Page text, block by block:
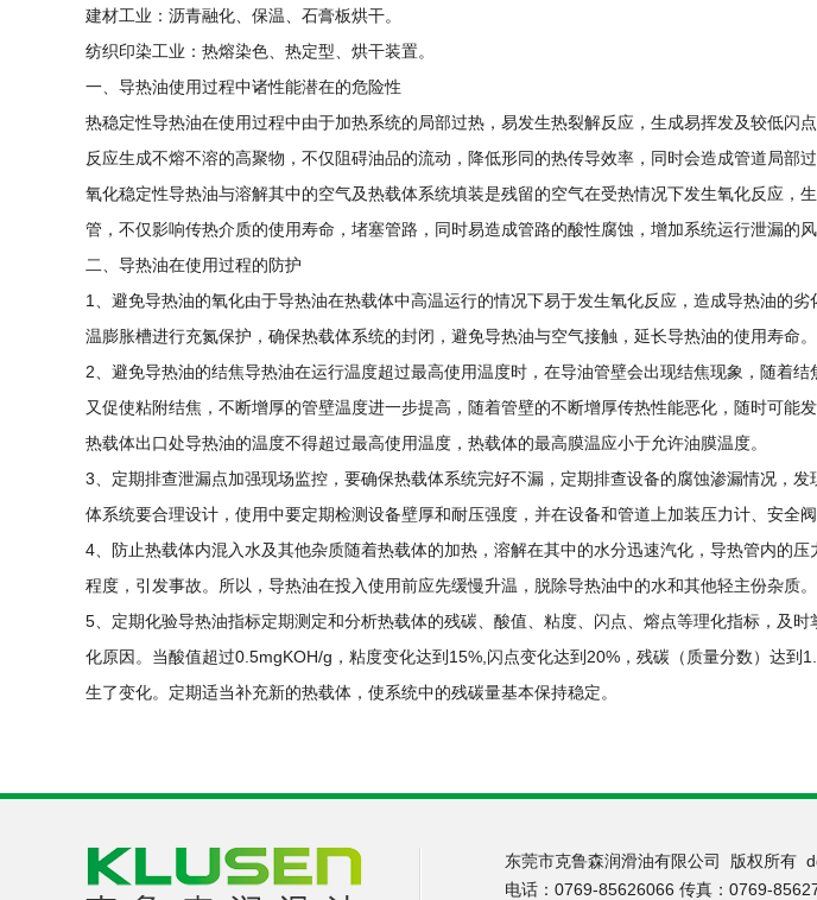
建材工业：沥青融化、保温、石膏板烘干。
纺织印染工业：热熔染色、热定型、烘干装置。
一、导热油使用过程中诸性能潜在的危险性
热稳定性导热油在使用过程中由于加热系统的局部过热，易发生热裂解反应，生成易挥发及较低闪
反应生成不熔不溶的高聚物，不仅阻碍油品的流动，降低形同的热传导效率，同时会造成管道局部过
氧化稳定性导热油与溶解其中的空气及热载体系统填装是残留的空气在受热情况下发生氧化反应，
管，不仅影响传热介质的使用寿命，堵塞管路，同时易造成管路的酸性腐蚀，增加系统运行泄漏的风
二、导热油在使用过程的防护
1、避免导热油的氧化由于导热油在热载体中高温运行的情况下易于发生氧化反应，造成导热油的
温膨胀槽进行充氮保护，确保热载体系统的封闭，避免导热油与空气接触，延长导热油的使用寿命。
2、避免导热油的结焦导热油在运行温度超过最高使用温度时，在导油管壁会出现结焦现象，随着
又促使粘附结焦，不断增厚的管壁温度进一步提高，随着管壁的不断增厚传热性能恶化，随时可能
热载体出口处导热油的温度不得超过最高使用温度，热载体的最高膜温应小于允许油膜温度。
3、定期排查泄漏点加强现场监控，要确保热载体系统完好不漏，定期排查设备的腐蚀渗漏情况，发
体系统要合理设计，使用中要定期检测设备壁厚和耐压强度，并在设备和管道上加装压力计、安全阀
4、防止热载体内混入水及其他杂质随着热载体的加热，溶解在其中的水分迅速汽化，导热管内的压
程度，引发事故。所以，导热油在投入使用前应先缓慢升温，脱除导热油中的水和其他轻主份杂质。
5、定期化验导热油指标定期测定和分析热载体的残碳、酸值、粘度、闪点、熔点等理化指标，及
化原因。当酸值超过0.5mgKOH/g，粘度变化达到15%,闪点变化达到20%，残碳（质量分数）达到
生了变化。定期适当补充新的热载体，使系统中的残碳量基本保持稳定。
东莞市克鲁森润滑油有限公司 版权所有
电话：0769-85626066 传真：0769-